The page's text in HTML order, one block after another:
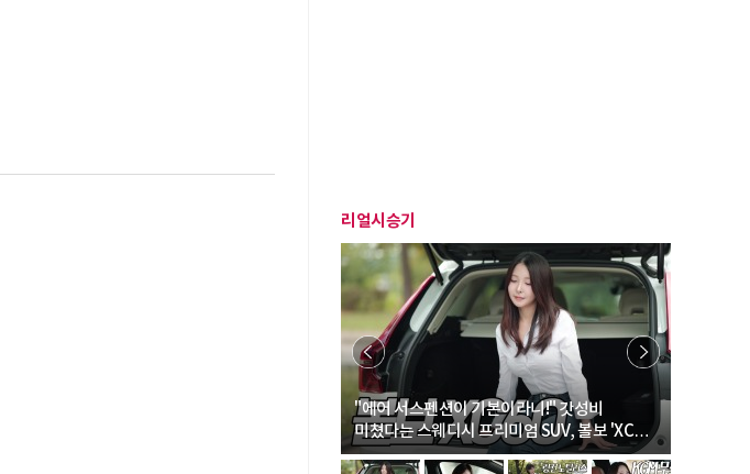
리얼시승기
"에어 서스펜션이 기본이라니!" 갓성비
미쳤다는 스웨디시 프리미엄 SUV, 볼보 'XC60
B5 울트라'